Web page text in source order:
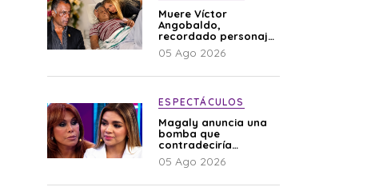
Muere Víctor
Angobaldo,
recordado personaje
de la farándula y
expareja de Shirley
05 Ago 2026
ESPECTÁCULOS
Magaly anuncia una
bomba que
contradeciría
comunicado de La
Bella Luz: “Hay un
05 Ago 2026